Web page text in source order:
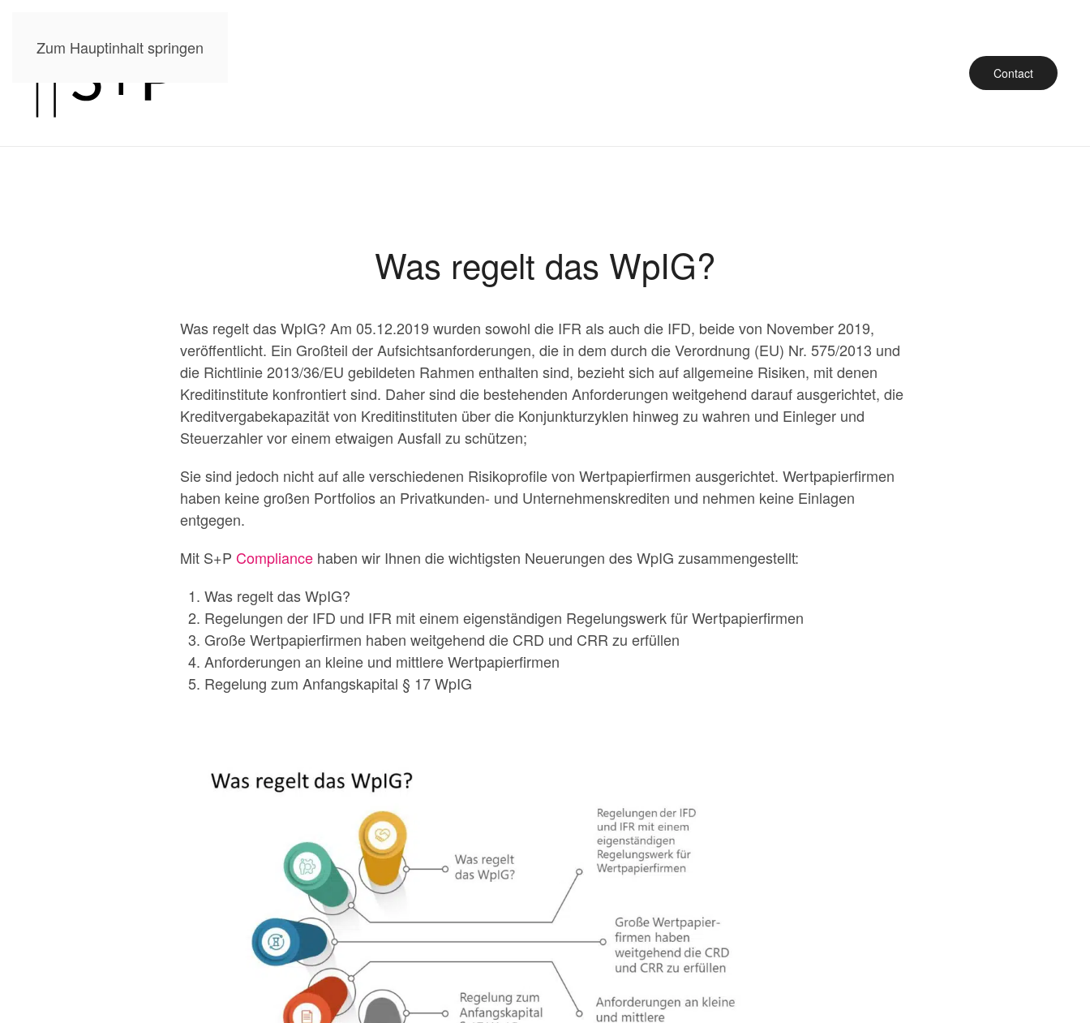
Zum Hauptinhalt springen
Contact
Was regelt das WpIG?
Was regelt das WpIG? Am 05.12.2019 wurden sowohl die IFR als auch die IFD, beide von November 2019,
veröffentlicht. Ein Großteil der Aufsichtsanforderungen, die in dem durch die Verordnung (EU) Nr. 575/2013 und
die Richtlinie 2013/36/EU gebildeten Rahmen enthalten sind, bezieht sich auf allgemeine Risiken, mit denen
Kreditinstitute konfrontiert sind. Daher sind die bestehenden Anforderungen weitgehend darauf ausgerichtet, die
Kreditvergabekapazität von Kreditinstituten über die Konjunkturzyklen hinweg zu wahren und Einleger und
Steuerzahler vor einem etwaigen Ausfall zu schützen;
Sie sind jedoch nicht auf alle verschiedenen Risikoprofile von Wertpapierfirmen ausgerichtet. Wertpapierfirmen
haben keine großen Portfolios an Privatkunden- und Unternehmenskrediten und nehmen keine Einlagen
entgegen.
Mit S+P Compliance haben wir Ihnen die wichtigsten Neuerungen des WpIG zusammengestellt:
Was regelt das WpIG?
Regelungen der IFD und IFR mit einem eigenständigen Regelungswerk für Wertpapierfirmen
Große Wertpapierfirmen haben weitgehend die CRD und CRR zu erfüllen
Anforderungen an kleine und mittlere Wertpapierfirmen
Regelung zum Anfangskapital § 17 WpIG